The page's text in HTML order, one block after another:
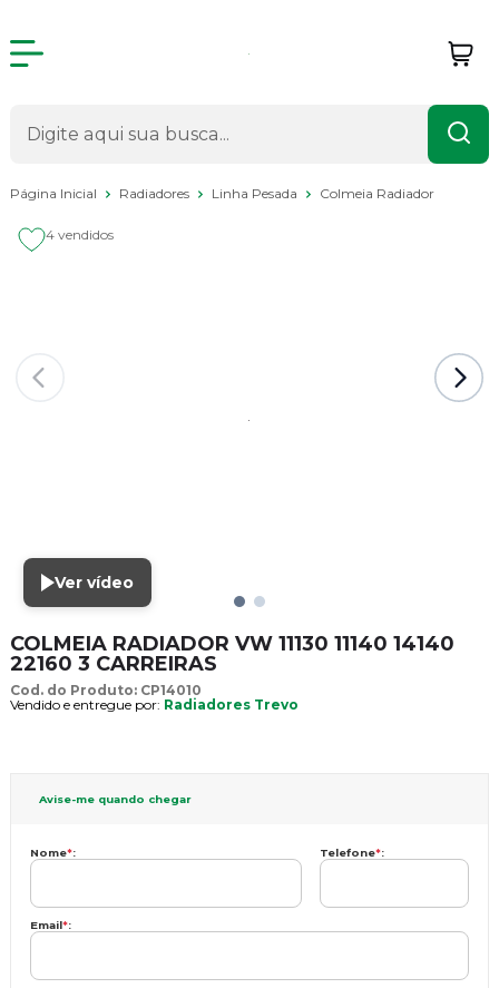
Página Inicial Radiadores Linha Pesada Colmeia Radiador
4 vendidos
Ver vídeo
COLMEIA RADIADOR VW 11130 11140 14140
22160 3 CARREIRAS
Cod. do Produto: CP14010
Vendido e entregue por: Radiadores Trevo
Avise-me quando chegar
Nome*: Telefone*:
Email*: